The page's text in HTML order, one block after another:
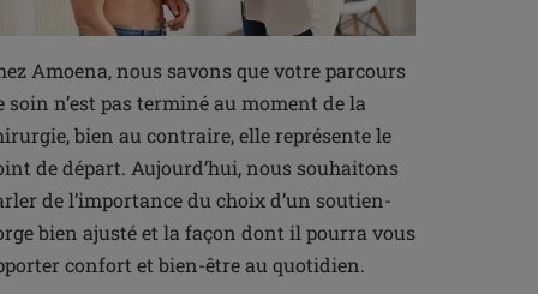
Amoena, nous savons que votre parcours
soin n’est pas terminé au moment de la
bien au contraire, elle représente le
de départ. Aujourd’hui, nous souhaitons
de l’importance du choix d’un soutien-
bien ajusté et la façon dont il pourra vous
confort et bien-être au quotidien.